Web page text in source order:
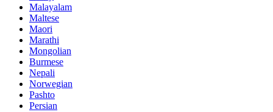
Malayalam
Maltese
Maori
Marathi
Mongolian
Burmese
Nepali
Norwegian
Pashto
Persian